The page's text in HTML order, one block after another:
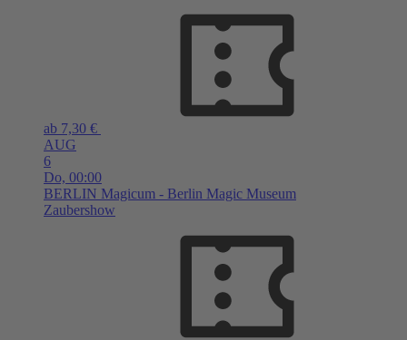
ab 7,30 €
AUG
6
Do, 00:00
BERLIN Magicum - Berlin Magic Museum
Zaubershow